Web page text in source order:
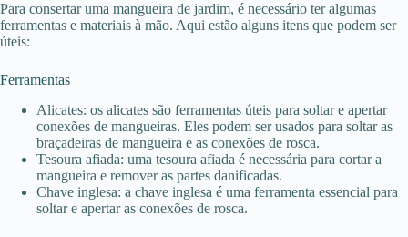
Para consertar uma mangueira de jardim, é necessário ter algumas
ferramentas e materiais à mão. Aqui estão alguns itens que podem ser
úteis:
Ferramentas
Alicates: os alicates são ferramentas úteis para soltar e apertar
conexões de mangueiras. Eles podem ser usados para soltar as
braçadeiras de mangueira e as conexões de rosca.
Tesoura afiada: uma tesoura afiada é necessária para cortar a
mangueira e remover as partes danificadas.
Chave inglesa: a chave inglesa é uma ferramenta essencial para
soltar e apertar as conexões de rosca.